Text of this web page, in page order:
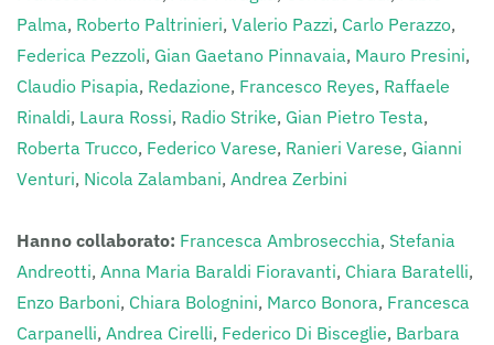
Palma, Roberto Paltrinieri, Valerio Pazzi, Carlo Perazzo,
Federica Pezzoli, Gian Gaetano Pinnavaia, Mauro Presini,
Claudio Pisapia, Redazione, Francesco Reyes, Raffaele
Rinaldi, Laura Rossi, Radio Strike, Gian Pietro Testa,
Roberta Trucco, Federico Varese, Ranieri Varese, Gianni
Venturi, Nicola Zalambani, Andrea Zerbini
Hanno collaborato: Francesca Ambrosecchia, Stefania
Andreotti, Anna Maria Baraldi Fioravanti, Chiara Baratelli,
Enzo Barboni, Chiara Bolognini, Marco Bonora, Francesca
Carpanelli, Andrea Cirelli, Federico Di Bisceglie, Barbara